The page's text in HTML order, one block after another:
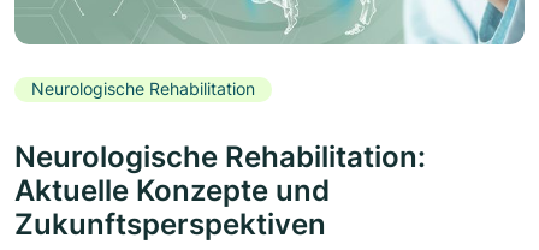
Neurologische Rehabilitation
Neurologische Rehabilitation:
Aktuelle Konzepte und
Zukunftsperspektiven